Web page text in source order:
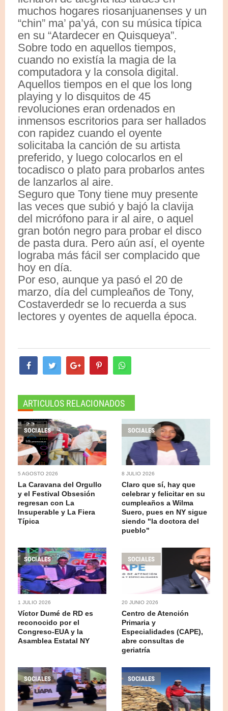
muchos hogares riosanjuanenses y un
“chin” ma’ pa’yá, con su música típica
en su “Atardecer en Quisqueya”.
Sobre todo en aquellos tiempos,
cuando no existía la magia de la
computadora y la consola digital.
Aquellos tiempos en el que los long
playing y lo disquitos de 45
revoluciones eran ordenados en
inmensos escritorios para ser hallados
con rapidez cuando el oyente
solicitaba la canción de su artista
preferido, y luego colocarlos en el
tocadisco o plato para probarlos antes
de lanzarlos al aire.
Seguro que Tony tiene muy presente
las veces que subió y bajó la clavija
del micrófono para ir al aire, o aquel
gran botón negro para probar el disco
de pasta dura. Pero aún así, el oyente
lograba más fácil ser complacido que
hoy en día.
Por eso, aunque ya pasó el 20 de
marzo, día del cumpleaños de Tony,
Costaverdedr se lo recuerda a sus
lectores y oyentes de aquella época.
ARTICULOS RELACIONADOS
SOCIALES
5 AGOSTO 2026
La Caravana del Orgullo
y el Festival Obsesión
regresan con La
Insuperable y La Fiera
Típica
SOCIALES
8 JULIO 2026
Claro que sí, hay que
celebrar y felicitar en su
cumpleaños a Wilma
Suero, pues en NY sigue
siendo "la doctora del
pueblo"
SOCIALES
1 JULIO 2026
Víctor Dumé de RD es
reconocido por el
Congreso-EUA y la
Asamblea Estatal NY
SOCIALES
20 JUNIO 2026
Centro de Atención
Primaria y
Especialidades (CAPE),
abre consultas de
geriatría
SOCIALES SOCIALES